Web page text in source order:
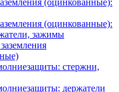
(оцинкованные):
(оцинкованные):
зажимы
стержни,
держатели